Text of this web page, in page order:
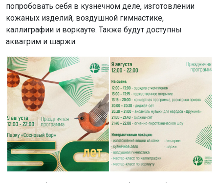
попробовать себя в кузнечном деле, изготовлении
кожаных изделий, воздушной гимнастике,
каллиграфии и воркауте. Также будут доступны
аквагрим и шаржи.